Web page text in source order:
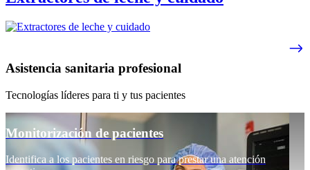
Asistencia sanitaria profesional
Tecnologías líderes para ti y tus pacientes
Monitorización de pacientes
Identifica a los pacientes en riesgo para prestar una atención